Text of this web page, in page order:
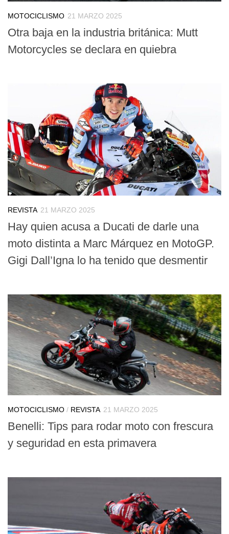
MOTOCICLISMO 21 MARZO 2025
Otra baja en la industria británica: Mutt
Motorcycles se declara en quiebra
REVISTA 21 MARZO 2025
Hay quien acusa a Ducati de darle una
moto distinta a Marc Márquez en MotoGP.
Gigi Dall’Igna lo ha tenido que desmentir
MOTOCICLISMO / REVISTA 21 MARZO 2025
Benelli: Tips para rodar moto con frescura
y seguridad en esta primavera